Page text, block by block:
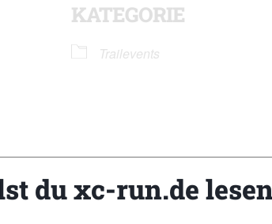
KATEGORIE
Trailevents
bis hin zu Einsteiger- und Charity-Läufen ist
und Ischgl, das Ziel liegt stets im Herzen
du xc-run.de